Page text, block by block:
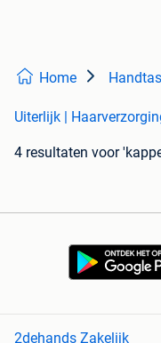
Home
Uiterlijk |
4 resultaten voor
2dehands Zakelijk